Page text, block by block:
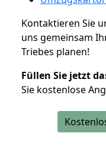
Kontaktieren Sie
uns gemeinsam
Triebes planen!
Füllen Sie jetzt
Sie kostenlose